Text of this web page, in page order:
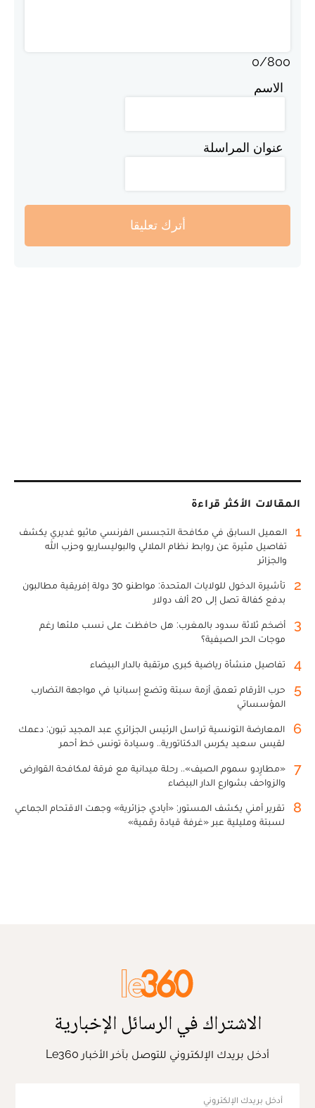
0/800
الاسم
عنوان المراسلة
أترك تعليقا
المقالات الأكثر قراءة
1
العميل السابق في مكافحة التجسس الفرنسي ماثيو غديري يكشف
تفاصيل مثيرة عن روابط نظام الملالي والبوليساريو وحزب الله
والجزائر
2
تأشيرة الدخول للولايات المتحدة: مواطنو 30 دولة إفريقية مطالبون
بدفع كفالة تصل إلى 20 ألف دولار
3
أضخم ثلاثة سدود بالمغرب: هل حافظت على نسب ملئها رغم
موجات الحر الصيفية؟
4 تفاصيل منشأة رياضية كبرى مرتقبة بالدار البيضاء
5
حرب الأرقام تعمق أزمة سبتة وتضع إسبانيا في مواجهة التضارب
المؤسساتي
6
المعارضة التونسية تراسل الرئيس الجزائري عبد المجيد تبون: دعمك
لقيس سعيد يكرس الدكتاتورية.. وسيادة تونس خط أحمر
7
«مطارِدو سموم الصيف».. رحلة ميدانية مع فرقة لمكافحة القوارض
والزواحف بشوارع الدار البيضاء
8
تقرير أمني يكشف المستور: «أيادي جزائرية» وجهت الاقتحام الجماعي
لسبتة ومليلية عبر «غرفة قيادة رقمية»
الاشتراك في الرسائل الإخبارية
أدخل بريدك الإلكتروني للتوصل بآخر الأخبار Le360